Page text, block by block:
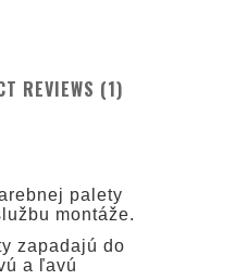
REVIEWS (1)
palety
montáže.
zapadajú do
a ľavú